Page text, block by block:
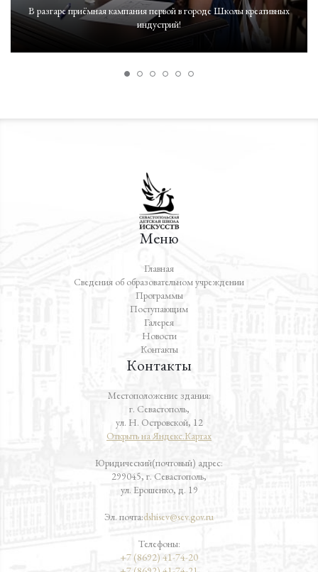
В разгаре приёмная кампания первой в городе Школы креативных
индустрий!
Меню
Главная
Сведения об образовательном учреждении
Программы
Поступающим
Галерея
Новости
Контакты
Контакты
Местоположение здания:
г. Севастополь,
ул. Н. Островской, 12
Открыть на Яндекс.Картах
Юридический(почтовый) адрес:
299045, г. Севастополь,
ул. Ерошенко, д. 19
Эл. почта:dshisev@sev.gov.ru
Телефоны:
+7 (8692) 41-74-20